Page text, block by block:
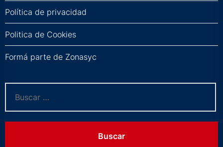
Política de privacidad
Politica de Cookies
Formá parte de Zonasyc